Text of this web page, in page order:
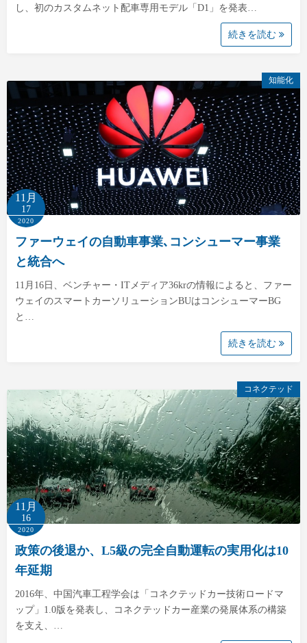
し、初のカスタムネット配車専用モデル「D1」を発表…
続きを読む
知能化
11月
17
2020
ファーウェイの自動車事業､コンシューマー事業
と統合へ
11月16日、ベンチャー・ITメディア36krの情報によると、ファー
ウェイのスマートカーソリューションBUはコンシューマーBG
と…
続きを読む
コネクテッド
11月
16
2020
政策の後退か、L5級の完全自動運転の実用化は10
年延期
2016年、中国汽車工程学会は「コネクテッドカー技術ロードマ
ップ」1.0版を発表し、コネクテッドカー産業の発展体系の構築
を支え、…